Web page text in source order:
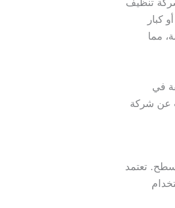
تنظيف
كبار
مما
في
عن شركة
تعتمد